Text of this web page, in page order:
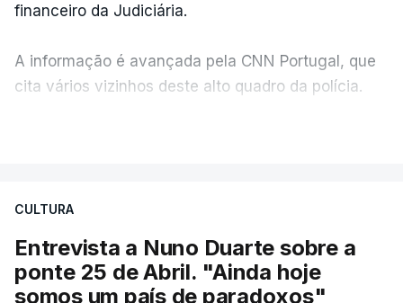
financeiro da Judiciária.
A informação é avançada pela CNN Portugal, que
cita vários vizinhos deste alto quadro da polícia.
apreendido numa operação de droga.
CULTURA
Entrevista a Nuno Duarte sobre a
ponte 25 de Abril. "Ainda hoje
somos um país de paradoxos"